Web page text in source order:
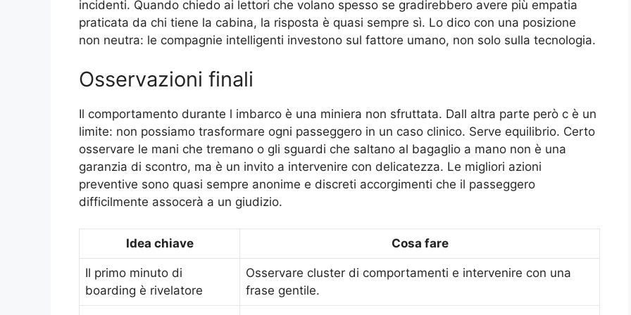
incidenti. Quando chiedo ai lettori che volano spesso se gradirebbero avere più empatia
praticata da chi tiene la cabina, la risposta è quasi sempre sì. Lo dico con una posizione
non neutra: le compagnie intelligenti investono sul fattore umano, non solo sulla tecnologia.
Osservazioni finali
Il comportamento durante l imbarco è una miniera non sfruttata. Dall altra parte però c è un
limite: non possiamo trasformare ogni passeggero in un caso clinico. Serve equilibrio. Certo
osservare le mani che tremano o gli sguardi che saltano al bagaglio a mano non è una
garanzia di scontro, ma è un invito a intervenire con delicatezza. Le migliori azioni
preventive sono quasi sempre anonime e discreti accorgimenti che il passeggero
difficilmente assocerà a un giudizio.
Idea chiave Cosa fare
Il primo minuto di
boarding è rivelatore
Osservare cluster di comportamenti e intervenire con una
frase gentile.